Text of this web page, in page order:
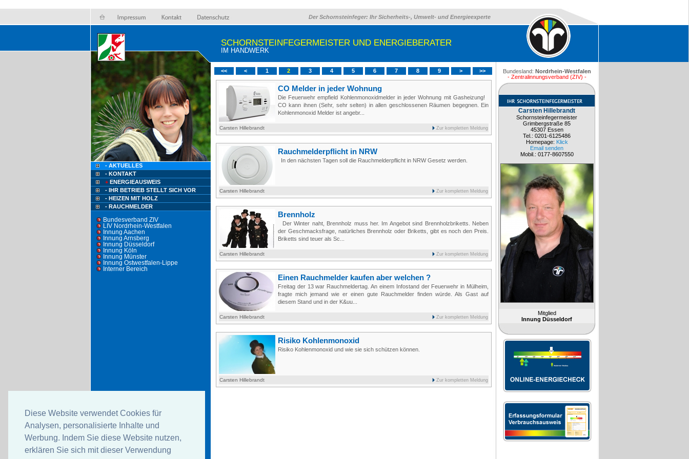
Diese Website verwendet Cookies für
Analysen, personalisierte Inhalte und
Werbung. Indem Sie diese Website nutzen,
erklären Sie sich mit dieser Verwendung
Der Schornsteinfeger: Ihr Sicherheits-, Umwelt- und Energieexperte
- AKTUELLES
- KONTAKT
+ ENERGIEAUSWEIS
- IHR BETRIEB STELLT SICH VOR
- HEIZEN MIT HOLZ
- RAUCHMELDER
Bundesverband ZIV
LIV Nordrhein-Westfalen
Innung Aachen
Innung Arnsberg
Innung Düsseldorf
Innung Köln
Innung Münster
Innung Ostwestfalen-Lippe
Interner Bereich
SCHORNSTEINFEGERMEISTER UND ENERGIEBERATER
IM HANDWERK
<< < 1 2 3 4 5 6 7 8 9 > >>
CO Melder in jeder Wohnung
Die Feuerwehr empfield Kohlenmonoxidmelder in jeder Wohnung mit Gasheizung!
CO kann ihnen (Sehr, sehr selten) in allen geschlossenen Räumen begegnen. Ein
Kohlenmonoxid Melder ist angebr...
Zur kompletten Meldung
Carsten Hillebrandt
Rauchmelderpflicht in NRW
In den nächsten Tagen soll die Rauchmelderpflicht in NRW Gesetz werden.
Zur kompletten Meldung
Carsten Hillebrandt
Brennholz
Der Winter naht, Brennholz muss her. Im Angebot sind Brennholzbriketts. Neben
der Geschmacksfrage, natürliches Brennholz oder Briketts, gibt es noch den Preis.
Briketts sind teuer als Sc...
Zur kompletten Meldung
Carsten Hillebrandt
Einen Rauchmelder kaufen aber welchen ?
Freitag der 13 war Rauchmeldertag. An einem Infostand der Feuerwehr in Mülheim,
fragte mich jemand wie er einen gute Rauchmelder finden würde. Als Gast auf
diesem Stand und in der K&uu...
Zur kompletten Meldung
Carsten Hillebrandt
Risiko Kohlenmonoxid
Risiko Kohlenmonoxid und wie sie sich schützen können.
Zur kompletten Meldung
Carsten Hillebrandt
Bundesland: Nordrhein-Westfalen
- Zentralinnungsverband (ZIV) -
Carsten Hillebrandt
Schornsteinfegermeister
Grimbergstraße 85
45307 Essen
Tel.: 0201-6125486
Homepage: Klick
Email senden
Mobil.: 0177-8607550
Mitglied
Innung Düsseldorf